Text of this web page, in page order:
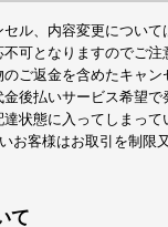
ル、内容変更について
可となりますのでご注
ご返金を含めたキャン
後払いサービス希望で
状態に入ってしまって
お客様はお取引を制限
て